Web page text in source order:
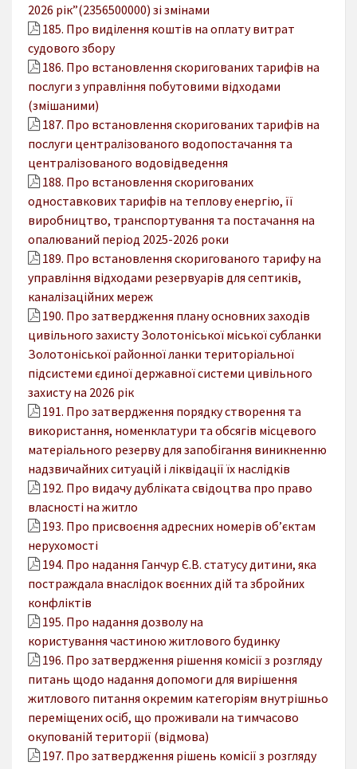
2026 рік”(2356500000) зі змінами
185. Про виділення коштів на оплату витрат
судового збору
186. Про встановлення скоригованих тарифів на
послуги з управління побутовими відходами
(змішаними)
187. Про встановлення скоригованих тарифів на
послуги централізованого водопостачання та
централізованого водовідведення
188. Про встановлення скоригованих
одноставкових тарифів на теплову енергію, її
виробництво, транспортування та постачання на
опалюваний період 2025-2026 роки
189. Про встановлення скоригованого тарифу на
управління відходами резервуарів для септиків,
каналізаційних мереж
190. Про затвердження плану основних заходів
цивільного захисту Золотоніської міської субланки
Золотоніської районної ланки територіальної
підсистеми єдиної державної системи цивільного
захисту на 2026 рік
191. Про затвердження порядку створення та
використання, номенклатури та обсягів місцевого
матеріального резерву для запобігання виникненню
надзвичайних ситуацій і ліквідації їх наслідків
192. Про видачу дубліката свідоцтва про право
власності на житло
193. Про присвоєння адресних номерів об’єктам
нерухомості
194. Про надання Ганчур Є.В. статусу дитини, яка
постраждала внаслідок воєнних дій та збройних
конфліктів
195. Про надання дозволу на
користування частиною житлового будинку
196. Про затвердження рішення комісії з розгляду
питань щодо надання допомоги для вирішення
житлового питання окремим категоріям внутрішньо
переміщених осіб, що проживали на тимчасово
окупованій території (відмова)
197. Про затвердження рішень комісії з розгляду